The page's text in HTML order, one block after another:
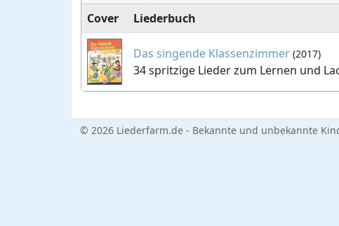
Cover
Liederbuch
Das singende Klassenzimmer (2017)
34 spritzige Lieder zum Lernen und
© 2026 Liederfarm.de - Bekannte und unbekannte